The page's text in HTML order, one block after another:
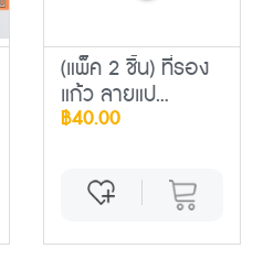
(แพ็ค 2 ชิ้น) ที่รอง
แก้ว ลายแป...
฿40.00